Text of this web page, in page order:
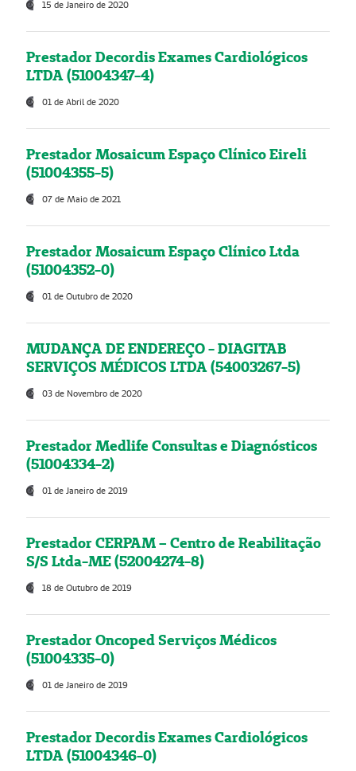
15 de Janeiro de 2020
Prestador Decordis Exames Cardiológicos
LTDA (51004347-4)
01 de Abril de 2020
Prestador Mosaicum Espaço Clínico Eireli
(51004355-5)
07 de Maio de 2021
Prestador Mosaicum Espaço Clínico Ltda
(51004352-0)
01 de Outubro de 2020
MUDANÇA DE ENDEREÇO - DIAGITAB
SERVIÇOS MÉDICOS LTDA (54003267-5)
03 de Novembro de 2020
Prestador Medlife Consultas e Diagnósticos
(51004334-2)
01 de Janeiro de 2019
Prestador CERPAM – Centro de Reabilitação
S/S Ltda-ME (52004274-8)
18 de Outubro de 2019
Prestador Oncoped Serviços Médicos
(51004335-0)
01 de Janeiro de 2019
Prestador Decordis Exames Cardiológicos
LTDA (51004346-0)